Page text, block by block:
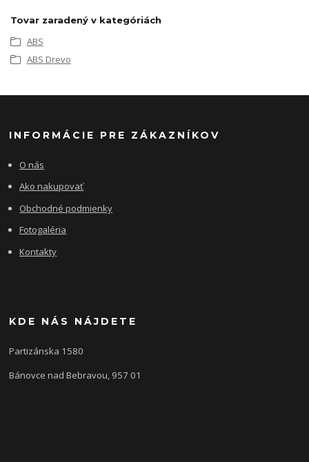
Tovar zaradený v kategóriách
ABS
ABS Drevo
INFORMÁCIE PRE ZÁKAZNÍKOV
O nás
Ako nakupovať
Obchodné podmienky
Fotogaléria
Kontakty
KDE NÁS NÁJDETE
Partizánska 1580
Bánovce nad Bebravou, 957 01